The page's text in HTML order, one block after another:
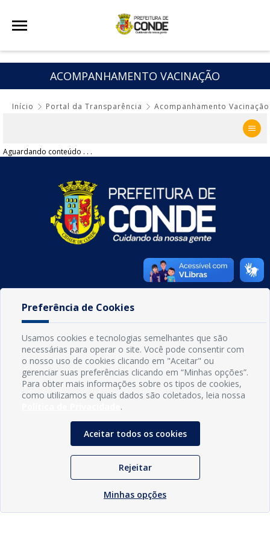
ACOMPANHAMENTO VACINAÇÃO
Início Portal da Transparência Acompanhamento Vacinação
Aguardando conteúdo . . .
Município de Conde - PB
CNPJ: 08.916.645/0001-80
LOC RODOVIA PB 018, SN, Centro, Conde, PB, 58322-000
(83) 3618-0548
gabinetedaprefeita@conde.pb.gov.br
Exp: Segunda a sexta, das 8h às 14h.
© Prefeitura Municipal do Conde | Desenvolvido por
Preferência de Cookies
Usamos cookies e tecnologias semelhantes que são
necessárias para operar o site. Você pode consentir com
o nosso uso de cookies clicando em "Aceitar" ou
gerenciar suas preferências clicando em “Minhas opções”.
Para obter mais informações sobre os tipos de cookies,
como utilizamos e quais dados são coletados, leia nossa
.
Aceitar todos os cookies
Rejeitar
Minhas opções